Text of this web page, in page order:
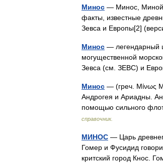
Минос — Минос, Миной
факты, известные
Зевса и Европы[2]
Минос — легендарный
могущественной
Зевса (см. ЗЕВС) и
Минос — (греч. Μίνως
Андрогея и Ариадны.
помощью сильного
справочник.
МИНОС — Царь
Гомер и Фусидид
критский город Кнос.